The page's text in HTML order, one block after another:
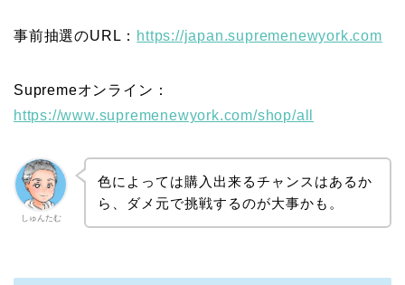
事前抽選のURL： https://japan.supremenewyork.com
Supremeオンライン：
https://www.supremenewyork.com/shop/all
しゅんたむ
色によっては購入出来るチャンスはあるか
ら、ダメ元で挑戦するのが大事かも。